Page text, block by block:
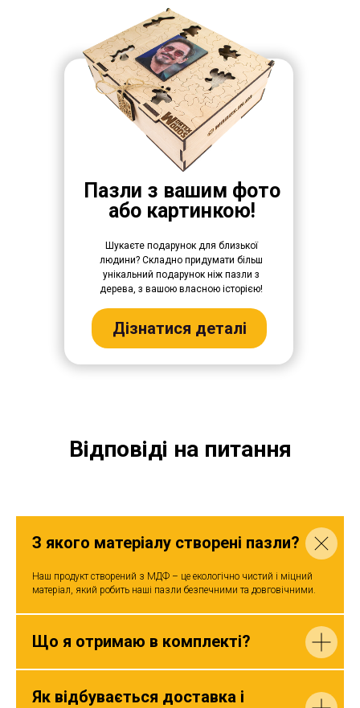
Пазли з вашим фото
або картинкою!
Шукаєте подарунок для близької
людини? Складно придумати більш
унікальний подарунок ніж пазли з
дерева, з вашою власною історією!
Дізнатися деталі
Відповіді на питання
З якого матеріалу створені пазли?
Наш продукт створений з МДФ – це екологічно чистий і міцний
матеріал, який робить наші пазли безпечними та довговічними.
Що я отримаю в комплекті?
Як відбувається доставка і